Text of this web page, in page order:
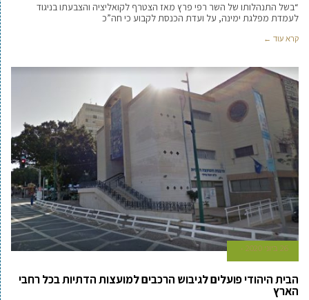
“בשל התנהלותו של השר רפי פרץ מאז הצטרף לקואליציה והצבעתו בניגוד
לעמדת מפלגת ימינה, על ועדת הכנסת לקבוע כי חה”כ
קרא עוד ←
26 ביוני 2020
הבית היהודי פועלים לגיבוש הרכבים למועצות הדתיות בכל רחבי
הארץ